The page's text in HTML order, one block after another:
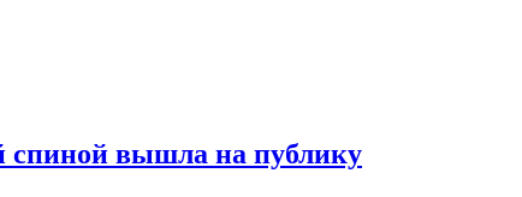
спиной вышла на публику